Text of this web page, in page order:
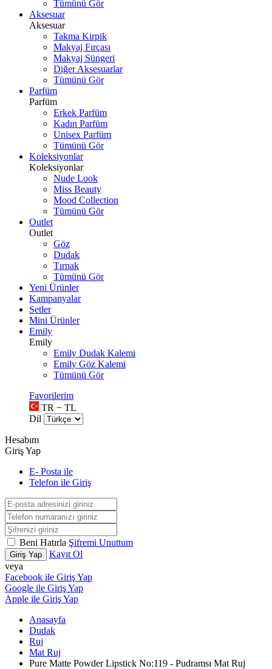
Tümünü Gör
Aksesuar
Aksesuar
Takma Kirpik
Makyaj Fırçası
Makyaj Süngeri
Diğer Aksesuarlar
Tümünü Gör
Parfüm
Parfüm
Erkek Parfüm
Kadın Parfüm
Unisex Parfüm
Tümünü Gör
Koleksiyonlar
Koleksiyonlar
Nude Look
Miss Beauty
Mood Collection
Tümünü Gör
Outlet
Outlet
Göz
Dudak
Tırnak
Tümünü Gör
Yeni Ürünler
Kampanyalar
Setler
Mini Ürünler
Emily
Emily
Emily Dudak Kalemi
Emily Göz Kalemi
Tümünü Gör
Favorilerim
TR − TL
Dil
Hesabım
Giriş Yap
E- Posta ile
Telefon ile Giriş
Beni Hatırla Şifremi Unuttum
Giriş Yap
Kayıt Ol
veya
Facebook ile Giriş Yap
Google ile Giriş Yap
Apple ile Giriş Yap
Anasayfa
Dudak
Ruj
Mat Ruj
Pure Matte Powder Lipstick No:119 - Pudramsı Mat Ruj